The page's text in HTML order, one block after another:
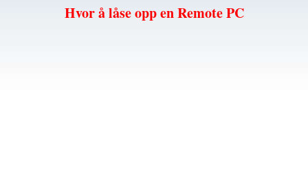
Hvor å låse opp en Remote PC